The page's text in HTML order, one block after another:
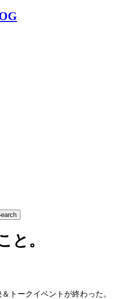
と。
＆トークイベントが終わった。